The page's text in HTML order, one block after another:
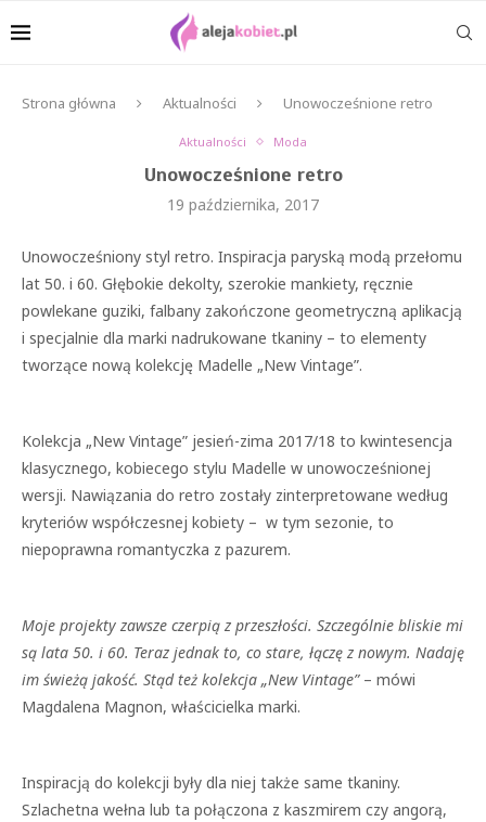
Strona główna Aktualności Unowocześnione retro
Aktualności Moda
Unowocześnione retro
19 października, 2017
Unowocześniony styl retro. Inspiracja paryską modą przełomu
lat 50. i 60. Głębokie dekolty, szerokie mankiety, ręcznie
powlekane guziki, falbany zakończone geometryczną aplikacją
i specjalnie dla marki nadrukowane tkaniny – to elementy
tworzące nową kolekcję Madelle „New Vintage”.
Kolekcja „New Vintage” jesień-zima 2017/18 to kwintesencja
klasycznego, kobiecego stylu Madelle w unowocześnionej
wersji. Nawiązania do retro zostały zinterpretowane według
kryteriów współczesnej kobiety – w tym sezonie, to
niepoprawna romantyczka z pazurem.
Moje projekty zawsze czerpią z przeszłości. Szczególnie bliskie mi
są lata 50. i 60. Teraz jednak to, co stare, łączę z nowym. Nadaję
im świeżą jakość. Stąd też kolekcja „New Vintage” – mówi
Magdalena Magnon, właścicielka marki.
Inspiracją do kolekcji były dla niej także same tkaniny.
Szlachetna wełna lub ta połączona z kaszmirem czy angorą,